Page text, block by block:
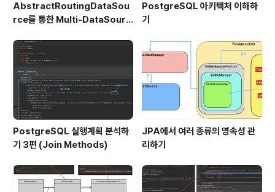
AbstractRoutingDataSou
rce를 통한 Multi-DataSourc
PostgreSQL 아키텍처 이해하
기
PostgreSQL 실행계획 분석하
기 3편 (Join Methods)
JPA에서 여러 종류의 영속성 관
리하기